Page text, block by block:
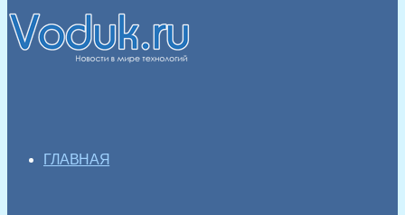
ГЛАВНАЯ